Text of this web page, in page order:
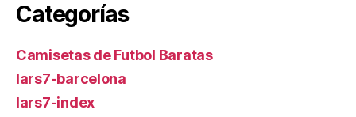
Categorías
Camisetas de Futbol Baratas
lars7-barcelona
lars7-index